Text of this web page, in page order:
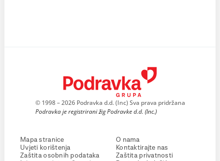
© 1998 – 2026 Podravka d.d. (Inc) Sva prava pridržana
Podravka je registrirani žig Podravke d.d. (Inc.)
Mapa stranice
Uvjeti korištenja
Zaštita osobnih podataka
O nama
Kontaktirajte nas
Zaštita privatnosti